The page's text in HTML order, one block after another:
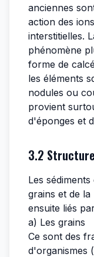
anciennes
action des
interstitielles.
phénomène
forme de
les éléments
nodules ou
provient
d'éponges et
3.2
Les
grains et de
ensuite liés
a) Les grains
Ce sont des
d'organismes